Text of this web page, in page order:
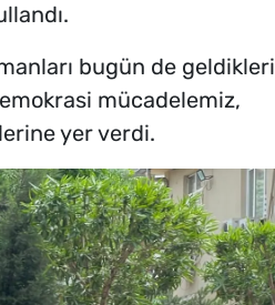
bugün de geldikleri
mücadelemiz,
yer verdi.